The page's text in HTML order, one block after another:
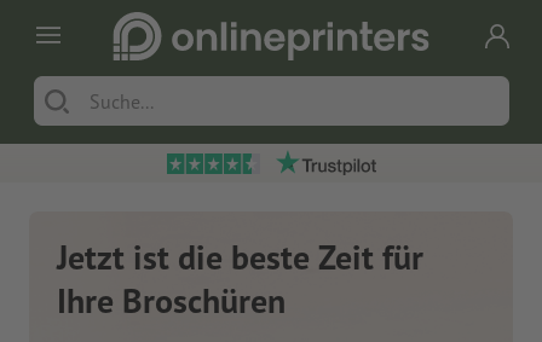
Jetzt ist die beste Zeit für
Ihre Broschüren